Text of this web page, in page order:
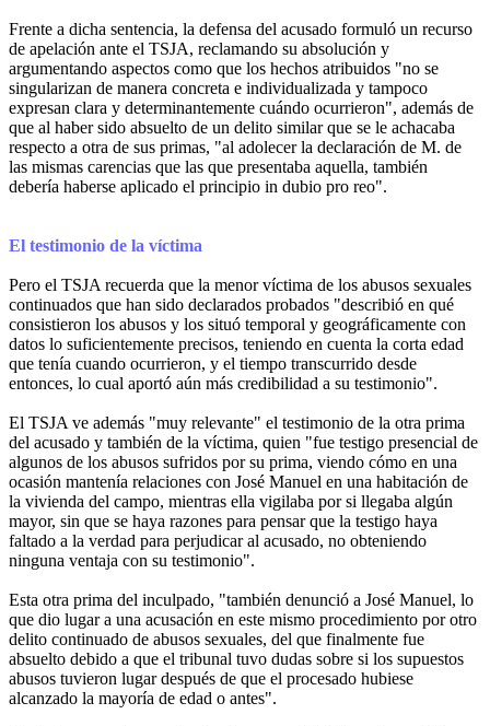
Frente a dicha sentencia, la defensa del acusado formuló un recurso
de apelación ante el TSJA, reclamando su absolución y
argumentando aspectos como que los hechos atribuidos "no se
singularizan de manera concreta e individualizada y tampoco
expresan clara y determinantemente cuándo ocurrieron", además de
que al haber sido absuelto de un delito similar que se le achacaba
respecto a otra de sus primas, "al adolecer la declaración de M. de
las mismas carencias que las que presentaba aquella, también
debería haberse aplicado el principio in dubio pro reo".
El testimonio de la víctima
Pero el TSJA recuerda que la menor víctima de los abusos sexuales
continuados que han sido declarados probados "describió en qué
consistieron los abusos y los situó temporal y geográficamente con
datos lo suficientemente precisos, teniendo en cuenta la corta edad
que tenía cuando ocurrieron, y el tiempo transcurrido desde
entonces, lo cual aportó aún más credibilidad a su testimonio".
El TSJA ve además "muy relevante" el testimonio de la otra prima
del acusado y también de la víctima, quien "fue testigo presencial de
algunos de los abusos sufridos por su prima, viendo cómo en una
ocasión mantenía relaciones con José Manuel en una habitación de
la vivienda del campo, mientras ella vigilaba por si llegaba algún
mayor, sin que se haya razones para pensar que la testigo haya
faltado a la verdad para perjudicar al acusado, no obteniendo
ninguna ventaja con su testimonio".
Esta otra prima del inculpado, "también denunció a José Manuel, lo
que dio lugar a una acusación en este mismo procedimiento por otro
delito continuado de abusos sexuales, del que finalmente fue
absuelto debido a que el tribunal tuvo dudas sobre si los supuestos
abusos tuvieron lugar después de que el procesado hubiese
alcanzado la mayoría de edad o antes".